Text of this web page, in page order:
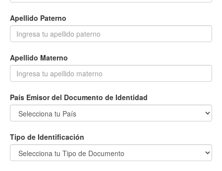
Apellido Paterno
Apellido Materno
País Emisor del Documento de Identidad
Tipo de Identificación